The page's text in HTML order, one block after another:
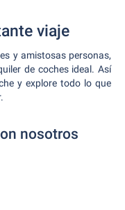
viaje
y amistosas personas,
de coches ideal. Así
y explore todo lo que
nosotros